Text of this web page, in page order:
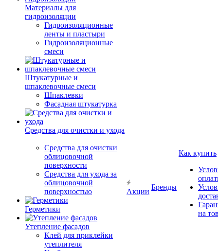
Материалы для
гидроизоляции
Гидроизоляционные
ленты и пластыри
Гидроизоляционные
смеси
Штукатурные и
шпаклевочные смеси
Шпаклевки
Фасадная штукатурка
Средства для очистки и ухода
Средства для очистки
облицовочной
поверхности
Средства для ухода за
облицовочной
поверхностью
Герметики
Утепление фасадов
Клей для приклейки
утеплителя
Акции
Бренды
Как купить
на